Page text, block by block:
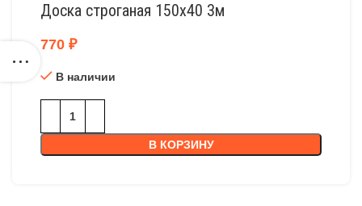
Доска строганая 150х40 3м
770 ₽
В наличии
В КОРЗИНУ